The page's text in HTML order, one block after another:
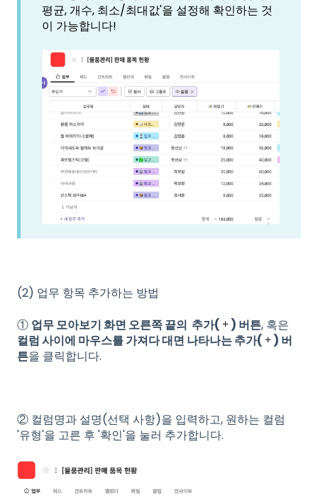
평균, 개수, 최소/최대값'을 설정해 확인하는 것
이 가능합니다!
(2) 업무 항목 추가하는 방법
① 업무 모아보기 화면 오른쪽 끝의 추가( ) 버튼, 혹은
컬럼 사이에 마우스를 가져다 대면 나타나는 추가(
) 버
튼을 클릭합니다.
② 컬럼명과 설명(선택 사항)을 입력하고, 원하는 컬럼
'유형'을 고른 후 '확인'을 눌러 추가합니다.